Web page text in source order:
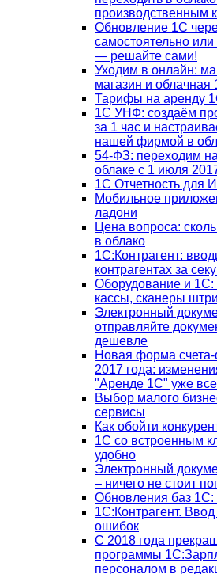
производственным
Обновление 1С
самостоятельно
— решайте сами!
Уходим в онлайн:
магазин и облачная
Тарифы на аренду
1С УНФ: создаём
за 1 час и
нашей фирмой в
54-ФЗ: переходим
облаке с 1 июля
1С Отчетность для
Мобильное
ладони
Цена вопроса:
в облако
1С:Контрагент:
контрагентах за
Оборудование и
кассы, сканеры
Электронный
отправляйте
дешевле
Новая форма
2017 года:
"Аренде 1С" уже
Выбор малого
сервисы
Как обойти
1C со встроенным
удобно
Электронный
– ничего не стоит
Обновления баз 1С:
1С:Контрагент. Ввод
ошибок
С 2018 года
программы
персоналом в